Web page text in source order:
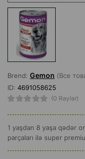
Brend: Gemon (Все
ID: 4691058625
(0 Rəylər)
1 yaşdan 8 yaşa qədər
parçaları ilə super